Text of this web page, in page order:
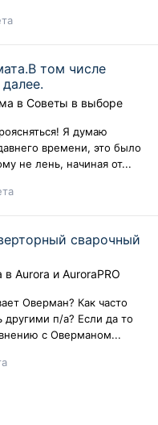
том числе
в Советы в выборе
Я думаю
времени, это было
не лень, начиная от...
сварочный
в Aurora и AuroraPRO
Оверман? Как часто
другими п/а? Если да то
с Оверманом...